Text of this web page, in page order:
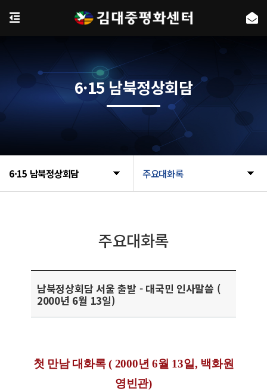
6·15 남북정상회담 주요대화록
6·15 남북정상회담
주요대화록
남북정상회담 서울 출발 - 대국민 인사말씀 (
2000년 6월 13일)
첫 만남 대화록 ( 2000년 6월 13일, 백화원
영빈관)